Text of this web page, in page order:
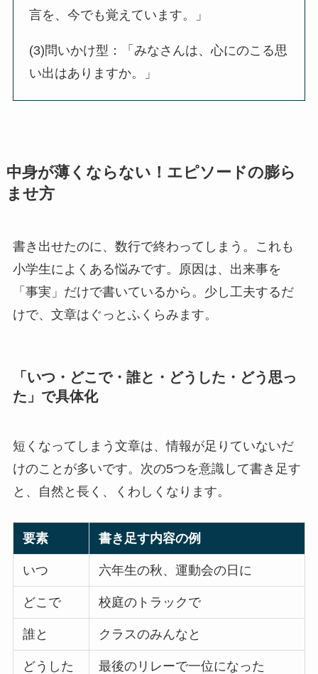
言を、今でも覚えています。」
(3)問いかけ型：「みなさんは、心にのこる思
い出はありますか。」
中身が薄くならない！エピソードの膨ら
ませ方
書き出せたのに、数行で終わってしまう。これも
小学生によくある悩みです。原因は、出来事を
「事実」だけで書いているから。少し工夫するだ
けで、文章はぐっとふくらみます。
「いつ・どこで・誰と・どうした・どう思っ
た」で具体化
短くなってしまう文章は、情報が足りていないだ
けのことが多いです。次の5つを意識して書き足す
と、自然と長く、くわしくなります。
要素 書き足す内容の例
いつ 六年生の秋、運動会の日に
どこで 校庭のトラックで
誰と クラスのみんなと
どうした 最後のリレーで一位になった